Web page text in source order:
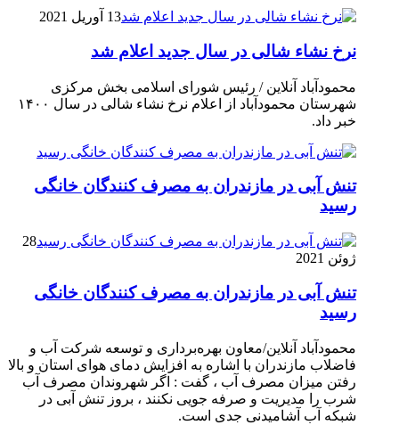
13 آوریل 2021
نرخ نشاء شالی در سال جدید اعلام شد
محمودآباد آنلاین / رئیس شورای اسلامی بخش مرکزی
شهرستان محمودآباد از اعلام نرخ نشاء شالی در سال ۱۴۰۰
خبر داد.
تنش آبی در مازندران به مصرف كنندگان خانگی
رسيد
28
ژوئن 2021
تنش آبی در مازندران به مصرف كنندگان خانگی
رسيد
محمودآباد آنلاین/معاون بهره‌برداری و توسعه شرکت آب و
فاضلاب مازندران با اشاره به افزایش دمای هوای استان و بالا
رفتن میزان مصرف آب ، گفت : اگر شهروندان مصرف آب
شرب را مدیریت و صرفه جویی نکنند ، بروز تنش آبی در
شبکه آب آشامیدنی جدی است.